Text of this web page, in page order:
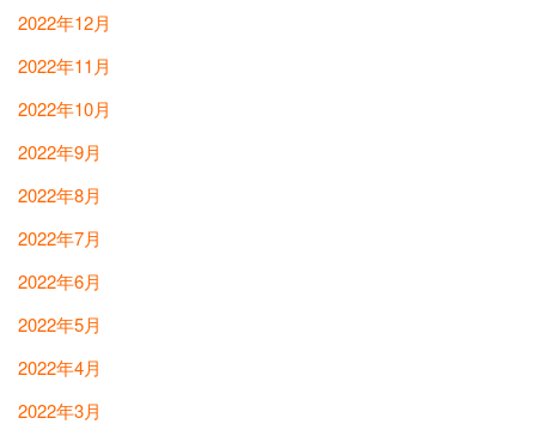
2022年12月
2022年11月
2022年10月
2022年9月
2022年8月
2022年7月
2022年6月
2022年5月
2022年4月
2022年3月